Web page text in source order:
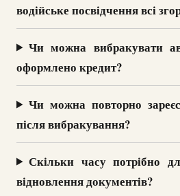
водійське посвідчення всі
Чи можна вибракувати
оформлено кредит?
Чи можна повторно
після вибракування?
Скільки часу потрібно
відновлення документів?